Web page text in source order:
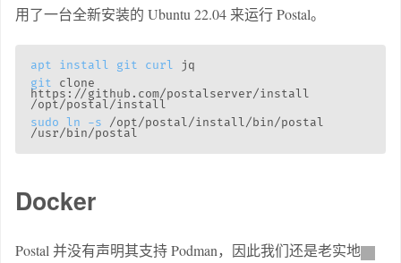
用了一台全新安装的 Ubuntu 22.04 来运行 Postal。
apt install git curl
git clone
https://github.com/postalserver/install
sudo ln -s /opt/postal/install/bin/postal
Docker
Postal 并没有声明其支持 Podman，因此我们还是老实地